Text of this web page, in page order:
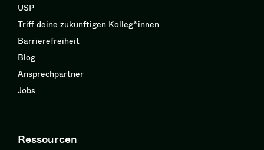
USP
Triff deine zukünftigen Kolleg*innen
Barrierefreiheit
Blog
Ansprechpartner
Jobs
Ressourcen